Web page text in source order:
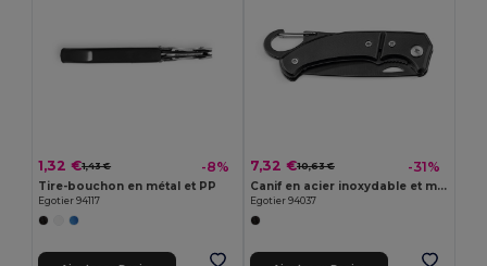
1,32 €1,43 € -8%
Tire-bouchon en métal et PP
Egotier 94117
7,32 €10,63 € -31%
Canif en acier inoxydable et métal
Egotier 94037